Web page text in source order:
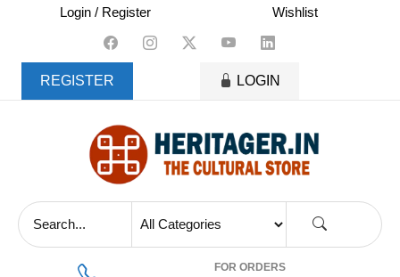
content
Login / Register Wishlist
REGISTER LOGIN
FOR ORDERS